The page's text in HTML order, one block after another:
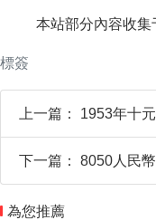
本站部分內容收集
標簽
上一篇： 1953年十
下一篇： 8050人民
為您推薦